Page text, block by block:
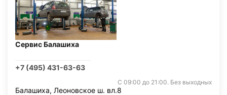
Сервис Балашиха
+7 (495) 431-63-63
С 09:00 до 21:00. Без выходных
Балашиха, Леоновское ш. вл.8